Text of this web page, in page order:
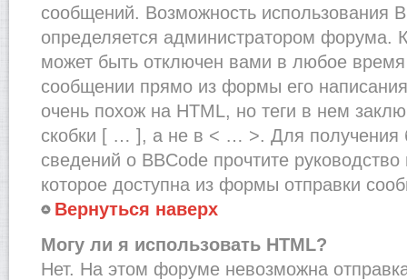
сообщений. Возможность использования
определяется администратором форума.
может быть отключен вами в любое
сообщении прямо из формы его
очень похож на HTML, но теги в нем
скобки [ … ], а не в < … >. Для получения
сведений о BBCode прочтите
которое доступна из формы отправки
Вернуться наверх
Могу ли я использовать HTML?
Нет. На этом форуме невозможна